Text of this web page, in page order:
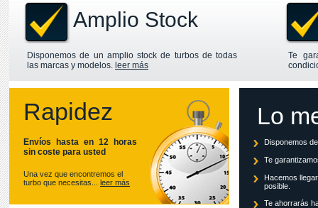
Amplio Stock
Disponemos de un amplio stock de turbos de todas
las marcas y modelos. leer más
Te
Rapidez
Envíos hasta en 12 horas
sin coste para usted
Una vez que encontremos el
turbo que necesitas... leer más
Lo
Disponemos
Te
Hacemos
posible.
Te ahorrarás